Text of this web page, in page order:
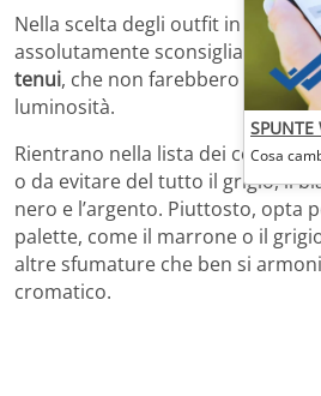
Nella scelta degli outfit in palette
assolutamente sconsigliate le
tenui, che non farebbero che
luminosità.
Rientrano nella lista dei colori da
o da evitare del tutto il grigio, il
nero e l’argento. Piuttosto, opta
palette, come il marrone o il
altre sfumature che ben si
cromatico.
SPUNTE
Cosa